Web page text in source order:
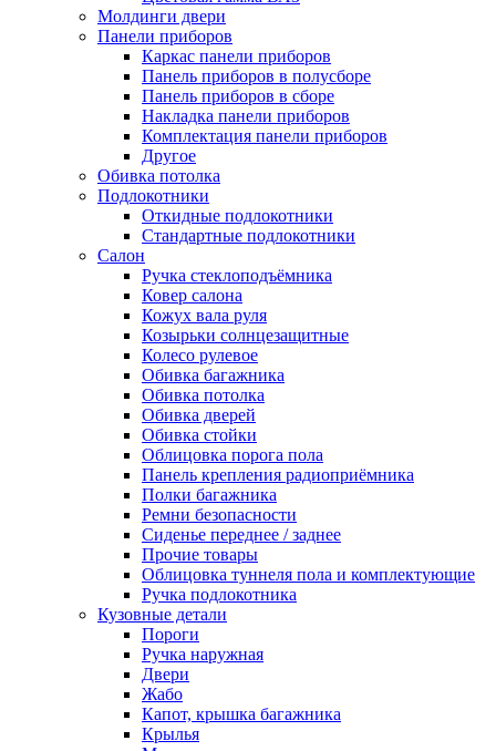
Молдинги двери
Панели приборов
Каркас панели приборов
Панель приборов в полусборе
Панель приборов в сборе
Накладка панели приборов
Комплектация панели приборов
Другое
Обивка потолка
Подлокотники
Откидные подлокотники
Стандартные подлокотники
Салон
Ручка стеклоподъёмника
Ковер салона
Кожух вала руля
Козырьки солнцезащитные
Колесо рулевое
Обивка багажника
Обивка потолка
Обивка дверей
Обивка стойки
Облицовка порога пола
Панель крепления радиоприёмника
Полки багажника
Ремни безопасности
Сиденье переднее / заднее
Прочие товары
Облицовка туннеля пола и комплектующие
Ручка подлокотника
Кузовные детали
Пороги
Ручка наружная
Двери
Жабо
Капот, крышка багажника
Крылья